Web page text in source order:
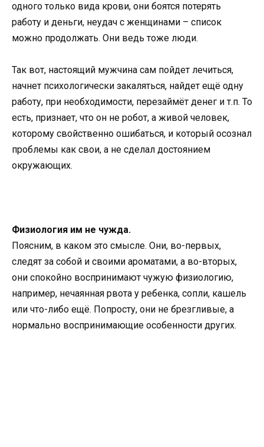
одного только вида крови, они боятся потерять
работу и деньги, неудач с женщинами – список
можно продолжать. Они ведь тоже люди.
Так вот, настоящий мужчина сам пойдет лечиться,
начнет психологически закаляться, найдет ещё одну
работу, при необходимости, перезаймёт денег и т.п. То
есть, признает, что он не робот, а живой человек,
которому свойственно ошибаться, и который осознал
проблемы как свои, а не сделал достоянием
окружающих.
Физиология им не чужда.
Поясним, в каком это смысле. Они, во-первых,
следят за собой и своими ароматами, а во-вторых,
они спокойно воспринимают чужую физиологию,
например, нечаянная рвота у ребенка, сопли, кашель
или что-либо ещё. Попросту, они не брезгливые, а
нормально воспринимающие особенности других.